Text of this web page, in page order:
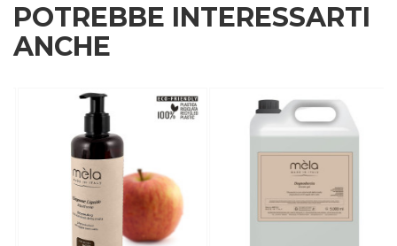
POTREBBE INTERESSARTI
ANCHE